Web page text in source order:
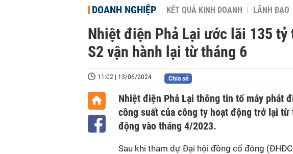
DOANH NGHIỆP KẾT QUẢ KINH DOANH LÃNH ĐẠO
Nhiệt điện Phả Lại ước lãi 135 tỷ
S2 vận hành lại từ tháng 6
11:02 | 13/06/2024 Chia sẻ
Nhiệt điện Phả Lại thông tin tổ máy phát
công suất của công ty hoạt động trở lại
động vào tháng 4/2023.
Sau khi tham dự Đại hội đồng cổ đông